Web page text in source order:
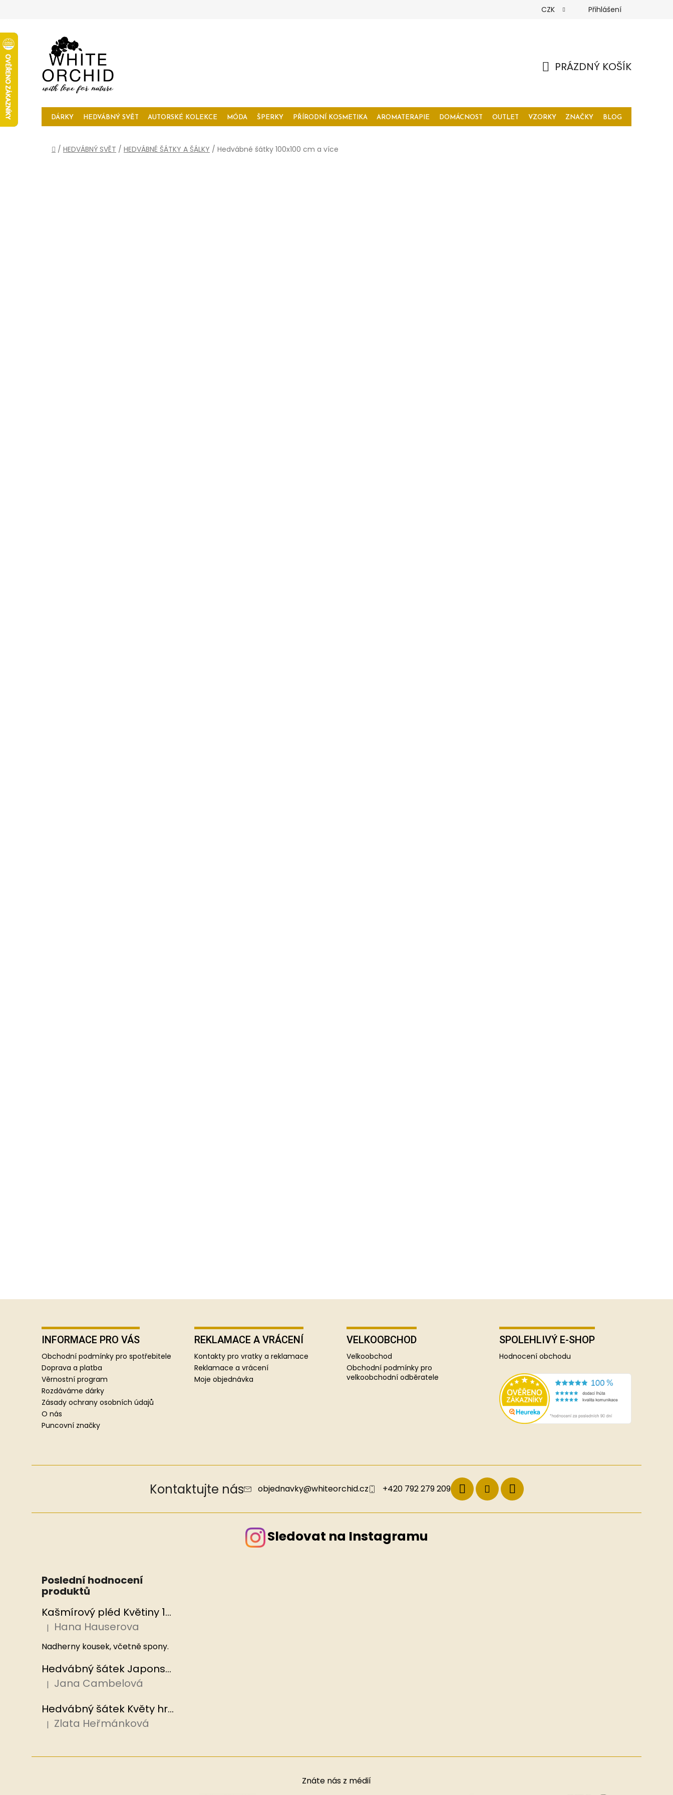
CZK Přihlášení
PRÁZDNÝ KOŠÍK
DÁRKY HEDVÁBNÝ SVĚT AUTORSKÉ KOLEKCE MÓDA ŠPERKY PŘÍRODNÍ KOSMETIKA AROMATERAPIE DOMÁCNOST OUTLET VZORKY ZNAČKY BLOG
Domů
/ HEDVÁBNÝ SVĚT / HEDVÁBNÉ ŠÁTKY A ŠÁLKY / Hedvábné šátky 100x100 cm a více
INFORMACE PRO VÁS
Obchodní podmínky pro spotřebitele
Doprava a platba
Věrnostní program
Rozdáváme dárky
Zásady ochrany osobních údajů
O nás
Puncovní značky
REKLAMACE A VRÁCENÍ
Kontakty pro vratky a reklamace
Reklamace a vrácení
Moje objednávka
VELKOOBCHOD
Velkoobchod
Obchodní podmínky pro
velkoobchodní odběratele
SPOLEHLIVÝ E-SHOP
Hodnocení obchodu
Kontaktujte nás objednavky@whiteorchid.cz +420 792 279 209
Sledovat na Instagramu
Poslední hodnocení
produktů
Kašmírový pléd Květiny 100x200 cm, Hedvábný svět
Hodnocení produktu je 5 z 5 hvězdiček.
| Hana Hauserova
Nadherny kousek, včetně spony.
Hedvábný šátek Japonská zahrada 110x110 cm v dárkovém balení, HEDVÁBNÝ SVĚT
Hodnocení produktu je 5 z 5 hvězdiček.
| Jana Cambelová
Hedvábný šátek Květy hrachoru 53x53 cm v dárkovém balení, HEDVÁBNÝ SVĚT
Hodnocení produktu je 5 z 5 hvězdiček.
| Zlata Heřmánková
Znáte nás z médií